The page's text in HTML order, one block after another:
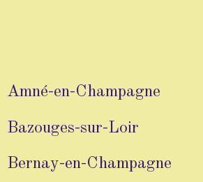
Nos patrimoines
Amné-en-Champagne
Bazouges-sur-Loir
Bernay-en-Champagne